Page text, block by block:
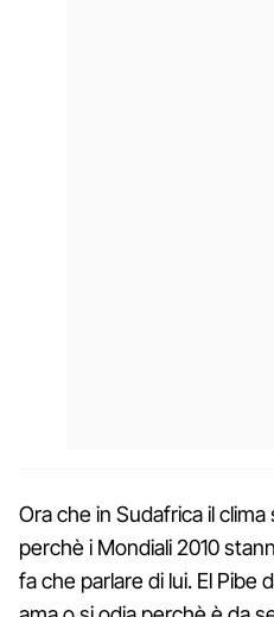
Ora che in Sudafrica il
perchè i Mondiali 2010
fa che parlare di lui. El Pibe